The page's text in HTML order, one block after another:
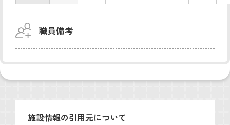
職員備考
施設情報の引用元について